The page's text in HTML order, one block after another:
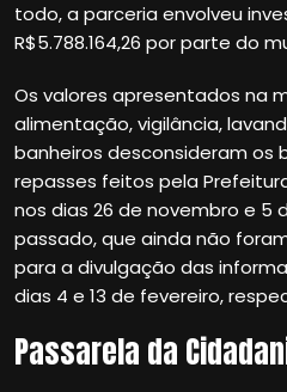
todo, a parceria envolveu
R$5.788.164,26 por parte do
Os valores apresentados na
alimentação, vigilância,
banheiros desconsideram os
repasses feitos pela
nos dias 26 de novembro e 5
passado, que ainda não
para a divulgação das
dias 4 e 13 de fevereiro,
Passarela da